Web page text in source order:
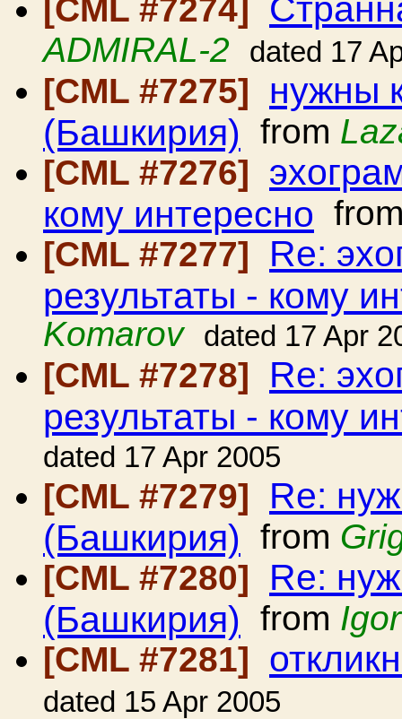
[CML #7274]
ADMIRAL-2 dated 17
[CML #7275] нужны
(Башкирия) from
[CML #7276]
кому интересно
[CML #7277]
Re:
результаты - кому
Komarov
dated 17 Apr
[CML #7278] Re:
результаты - кому
dated 17 Apr 2005
[CML #7279] Re:
(Башкирия) from
[CML #7280]
Re:
(Башкирия) from
[CML #7281]
dated 15 Apr 2005